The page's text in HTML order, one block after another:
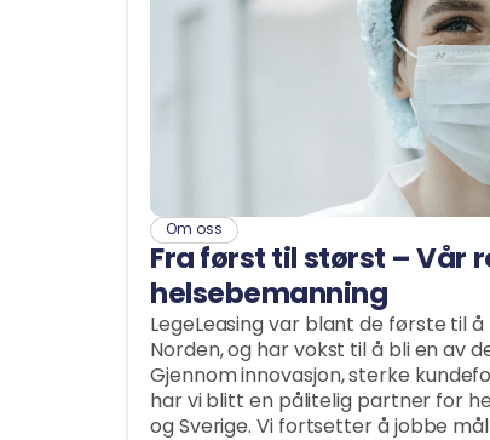
Om oss
Fra først til størst – Vår
helsebemanning
LegeLeasing var blant de første til
Norden, og har vokst til å bli en av
Gjennom innovasjon, sterke
har vi blitt en pålitelig partner for
og Sverige. Vi fortsetter å jobbe